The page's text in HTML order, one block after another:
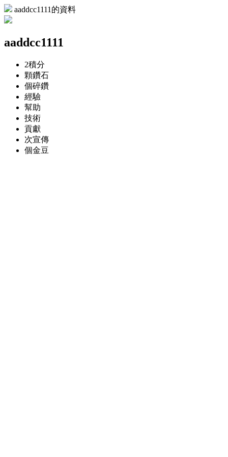
aaddcc1111的資料
aaddcc1111
2積分
顆鑽石
個碎鑽
經驗
幫助
技術
貢獻
次宣傳
個金豆